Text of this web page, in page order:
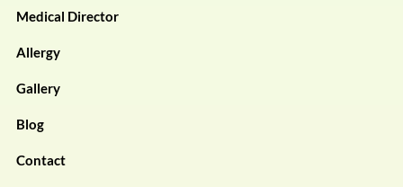
Medical Director
Allergy
Gallery
Blog
Contact